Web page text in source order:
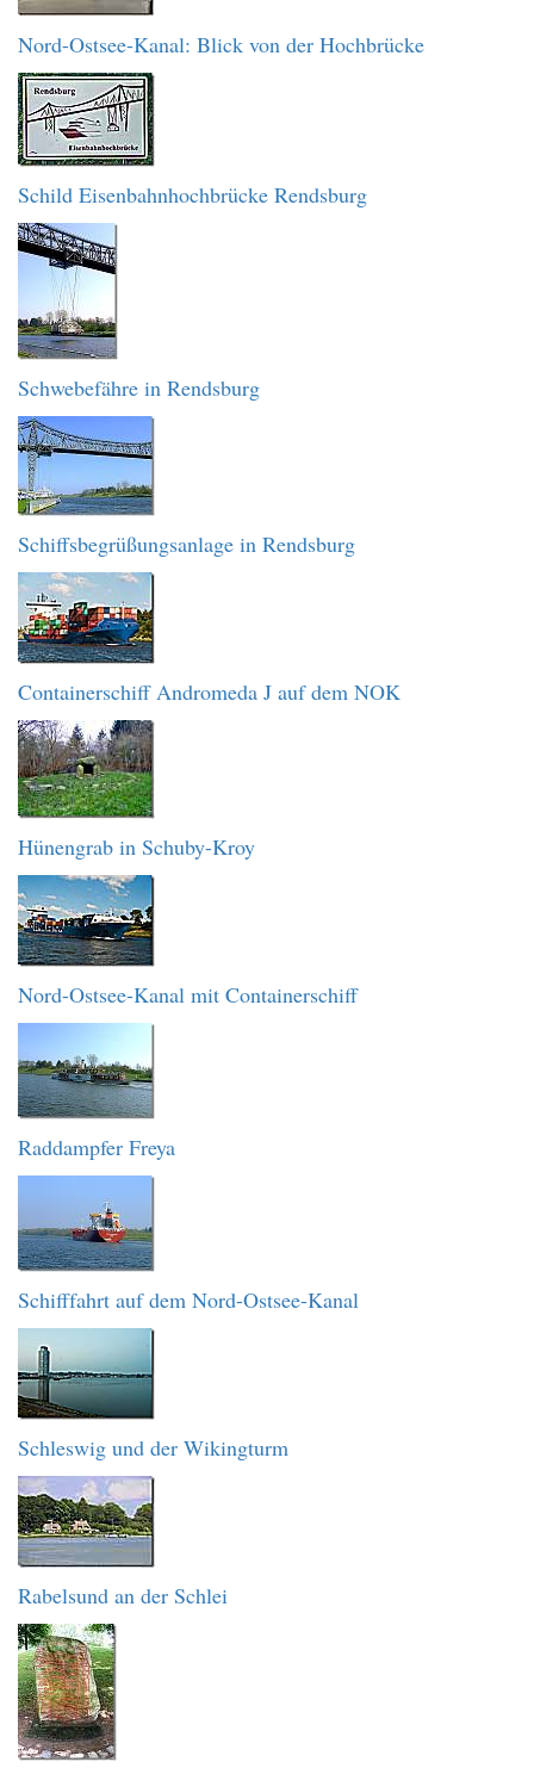
Nord-Ostsee-Kanal: Blick von der Hochbrücke
Schild Eisenbahnhochbrücke Rendsburg
Schwebefähre in Rendsburg
Schiffsbegrüßungsanlage in Rendsburg
Containerschiff Andromeda J auf dem NOK
Hünengrab in Schuby-Kroy
Nord-Ostsee-Kanal mit Containerschiff
Raddampfer Freya
Schifffahrt auf dem Nord-Ostsee-Kanal
Schleswig und der Wikingturm
Rabelsund an der Schlei